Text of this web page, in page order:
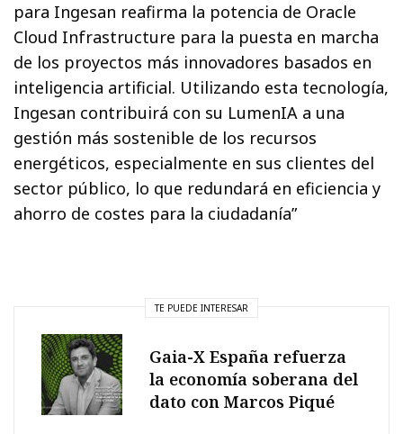
para Ingesan reafirma la potencia de Oracle
Cloud Infrastructure para la puesta en marcha
de los proyectos más innovadores basados en
inteligencia artificial. Utilizando esta tecnología,
Ingesan contribuirá con su LumenIA a una
gestión más sostenible de los recursos
energéticos, especialmente en sus clientes del
sector público, lo que redundará en eficiencia y
ahorro de costes para la ciudadanía”
TE PUEDE INTERESAR
Gaia-X España refuerza
la economía soberana del
dato con Marcos Piqué